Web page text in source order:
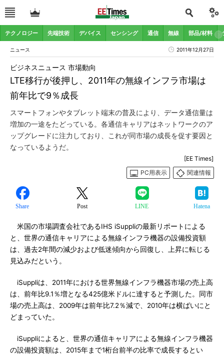
テクノロジー 先端技術 デバイス センシング 通信 無線 部品/材料
ニュース 2011年12月27日
LTE移行が後押し、2011年の無線インフラ市場は
前年比で9％成長
ビジネスニュース 市場動向
スマートフォンやタブレット端末の普及により、データ通信量は
増加の一途をたどっている。各通信キャリアはネットワークのア
ップグレードに注力しており、これが同市場の成長を促す要因と
なっているようだ。
[EE Times]
PC用表示
関連情報
Share Post LINE Hatena
米国の市場調査会社であるIHS iSuppliの最新リポートによる
と、世界の通信キャリアによる無線インフラ機器の設備投資額
は、過去2年間の減少および低迷傾向から回復し、上昇に転じる
見込みだという。
iSuppliは、2011年における世界無線インフラ機器市場の売上高
は、前年比9.1％増となる425億米ドルに達すると予測した。同市
場の売上高は、2009年は前年比7.2％減で、2010年は横ばいにと
どまっていた。
iSuppliによると、世界の通信キャリアによる無線インフラ機器
の設備投資額は、2015年まで1桁台前半の比率で成長するとい